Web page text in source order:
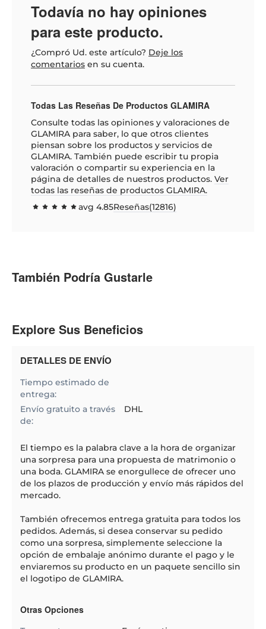
Todavía no hay opiniones
para este producto.
¿Compró Ud. este artículo? Deje los
comentarios en su cuenta.
Todas Las Reseñas De Productos GLAMIRA
Consulte todas las opiniones y valoraciones de
GLAMIRA para saber, lo que otros clientes
piensan sobre los productos y servicios de
GLAMIRA. También puede escribir tu propia
valoración o compartir su experiencia en la
página de detalles de nuestros productos. Ver
todas las reseñas de productos GLAMIRA.
avg 4.85Reseñas(12816)
También Podría Gustarle
Explore Sus Beneficios
DETALLES DE ENVÍO
Tiempo estimado de
entrega:
Envío gratuito a través
de:
DHL
El tiempo es la palabra clave a la hora de organizar
una sorpresa para una propuesta de matrimonio o
una boda. GLAMIRA se enorgullece de ofrecer uno
de los plazos de producción y envío más rápidos del
mercado.
También ofrecemos entrega gratuita para todos los
pedidos. Además, si desea conservar su pedido
como una sorpresa, simplemente seleccione la
opción de embalaje anónimo durante el pago y le
enviaremos su producto en un paquete sencillo sin
el logotipo de GLAMIRA.
Otras Opciones